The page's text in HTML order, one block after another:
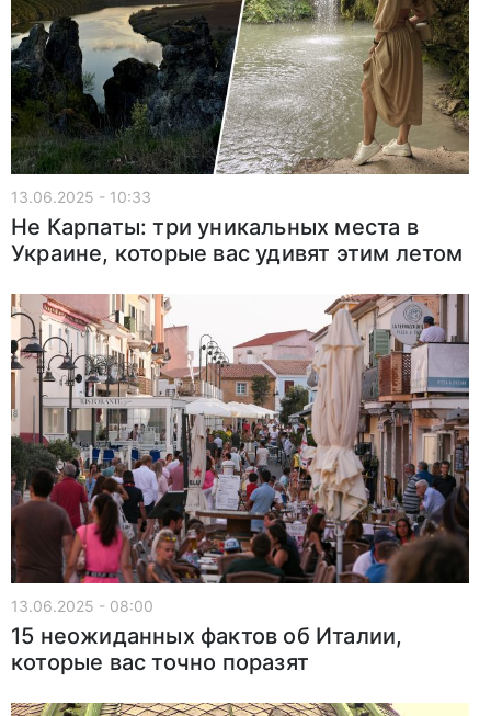
13.06.2025 - 10:33
Не Карпаты: три уникальных места в
Украине, которые вас удивят этим летом
13.06.2025 - 08:00
15 неожиданных фактов об Италии,
которые вас точно поразят